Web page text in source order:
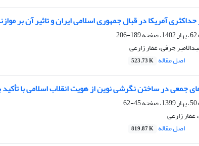
آمریکا در قبال جمهوری اسلامی ایران و تاثیر آن بر
189-206
جرفی، غفار زارعی
اصل مقاله 523.73 K
جمعی در ساختن نگرشی نوین از هویت انقلاب اسلامی با تأکید
45-62
زارعی
اصل مقاله 819.87 K